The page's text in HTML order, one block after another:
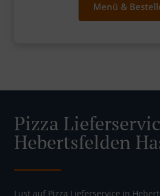
Menü &
Pizza
Hebertsfelden
Lust auf Pizza Lieferservice in